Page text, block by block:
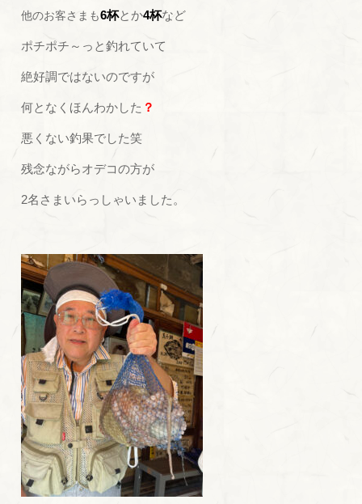
他のお客さまも6杯とか4杯など
ポチポチ～っと釣れていて
絶好調ではないのですが
何となくほんわかした ？
悪くない釣果でした笑
残念ながらオデコの方が
2名さまいらっしゃいました。